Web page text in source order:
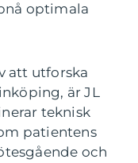
optimala
att utforska
är JL
teknisk
patientens
och